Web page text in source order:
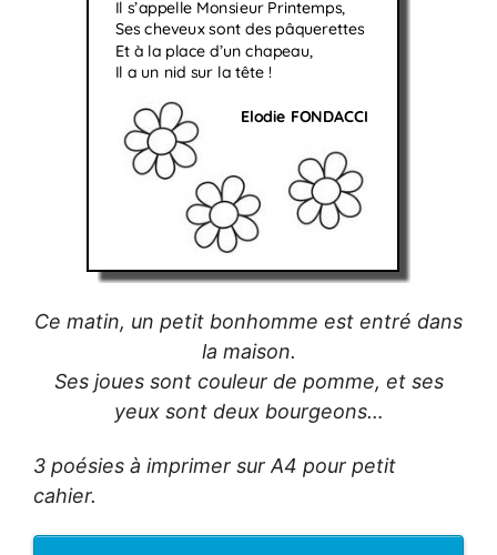
Ce matin, un petit bonhomme est entré dans
la maison.
Ses joues sont couleur de pomme, et ses
yeux sont deux bourgeons…
3 poésies à imprimer sur A4 pour petit
cahier.